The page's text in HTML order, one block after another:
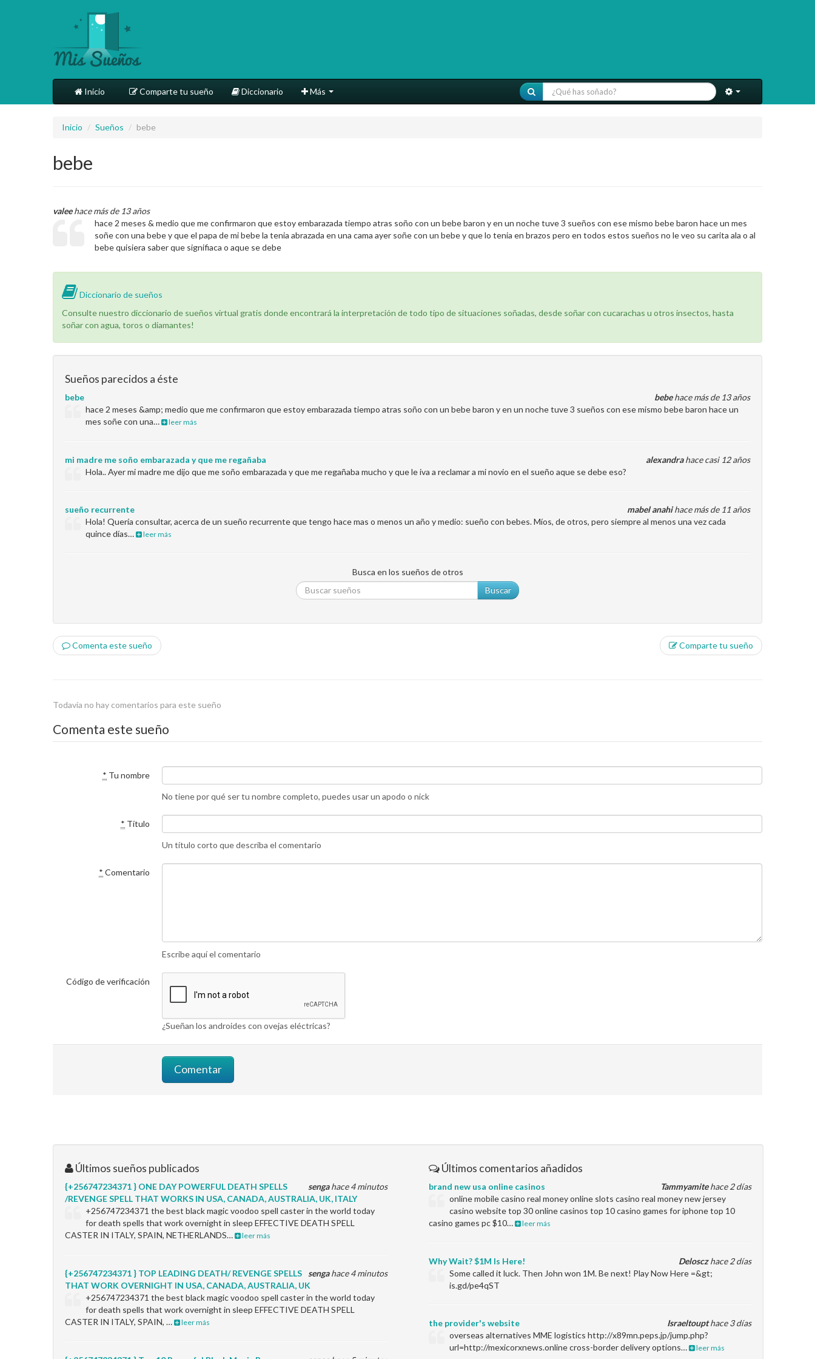
Inicio Comparte tu sueño Diccionario Más
Inicio / Sueños / bebe
bebe
valeehace más de 13 años
hace 2 meses & medio que me confirmaron que estoy embarazada tiempo atras soño con un bebe baron y en un noche tuve 3 sueños con ese mismo bebe baron hace un mes
soñe con una bebe y que el papa de mi bebe la tenia abrazada en una cama ayer soñe con un bebe y que lo tenia en brazos pero en todos estos sueños no le veo su carita ala o al
bebe quisiera saber que signifiaca o aque se debe
Diccionario de sueños
Consulte nuestro diccionario de sueños virtual gratis donde encontrará la interpretación de todo tipo de situaciones soñadas, desde soñar con cucarachas u otros insectos, hasta
soñar con agua, toros o diamantes!
Sueños parecidos a éste
bebehace más de 13 años
bebe
hace 2 meses &amp; medio que me confirmaron que estoy embarazada tiempo atras soño con un bebe baron y en un noche tuve 3 sueños con ese mismo bebe baron hace un
mes soñe con una…
leer más
alexandrahace casi 12 años
mi madre me soño embarazada y que me regañaba
Hola.. Ayer mi madre me dijo que me soño embarazada y que me regañaba mucho y que le iva a reclamar a mi novio en el sueño aque se debe eso?
mabel anahihace más de 11 años
sueño recurrente
Hola! Quería consultar, acerca de un sueño recurrente que tengo hace mas o menos un año y medio: sueño con bebes. Míos, de otros, pero siempre al menos una vez cada
quince días…
leer más
Busca en los sueños de otros
Buscar
Comenta este sueño Comparte tu sueño
Todavía no hay comentarios para este sueño
Comenta este sueño
* Tu nombre
No tiene por qué ser tu nombre completo, puedes usar un apodo o nick
* Título
Un título corto que describa el comentario
* Comentario
Escribe aquí el comentario
Código de verificación
¿Sueñan los androides con ovejas eléctricas?
Últimos sueños publicados
sengahace 4 minutos
{+256747234371 } ONE DAY POWERFUL DEATH SPELLS
/REVENGE SPELL THAT WORKS IN USA, CANADA, AUSTRALIA, UK, ITALY
+256747234371 the best black magic voodoo spell caster in the world today
for death spells that work overnight in sleep EFFECTIVE DEATH SPELL
CASTER IN ITALY, SPAIN, NETHERLANDS…
leer más
sengahace 4 minutos
{+256747234371 } TOP LEADING DEATH/ REVENGE SPELLS
THAT WORK OVERNIGHT IN USA, CANADA, AUSTRALIA, UK
+256747234371 the best black magic voodoo spell caster in the world today
for death spells that work overnight in sleep EFFECTIVE DEATH SPELL
CASTER IN ITALY, SPAIN, …
leer más
Últimos comentarios añadidos
Tammyamitehace 2 días
brand new usa online casinos
online mobile casino real money online slots casino real money new jersey
casino website top 30 online casinos top 10 casino games for iphone top 10
casino games pc $10…
leer más
Delosczhace 2 días
Why Wait? $1M Is Here!
Some called it luck. Then John won 1M. Be next! Play Now Here =&gt;
is.gd/pe4qST
Israeltoupthace 3 días
the provider's website
overseas alternatives MME logistics http://x89mn.peps.jp/jump.php?
url=http://mexicorxnews.online cross-border delivery options…
leer más